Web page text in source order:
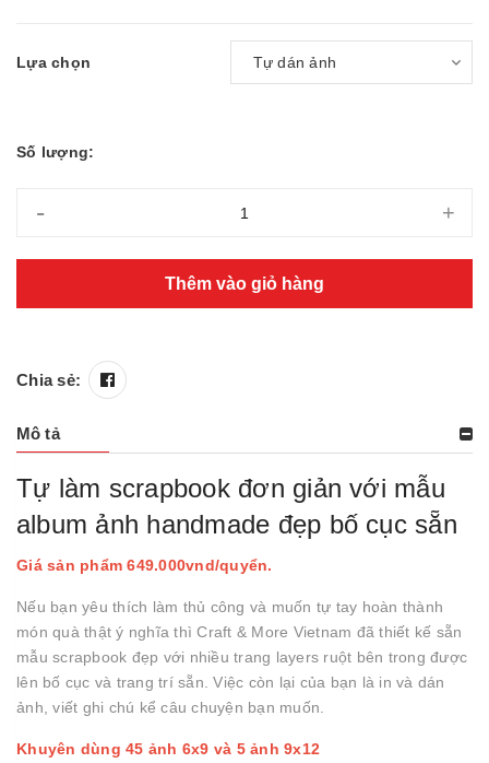
Lựa chọn
Số lượng:
- +
Thêm vào giỏ hàng
Chia sẻ:
Mô tả
Tự làm scrapbook đơn giản với mẫu
album ảnh handmade đẹp bố cục sẵn
Giá sản phẩm 649.000vnd/quyển.
Nếu bạn yêu thích làm thủ công và muốn tự tay hoàn thành
món quà thật ý nghĩa thì Craft & More Vietnam đã thiết kế sẵn
mẫu scrapbook đẹp với nhiều trang layers ruột bên trong được
lên bố cục và trang trí sẵn. Việc còn lại của bạn là in và dán
ảnh, viết ghi chú kể câu chuyện bạn muốn.
Khuyên dùng 45 ảnh 6x9 và 5 ảnh 9x12